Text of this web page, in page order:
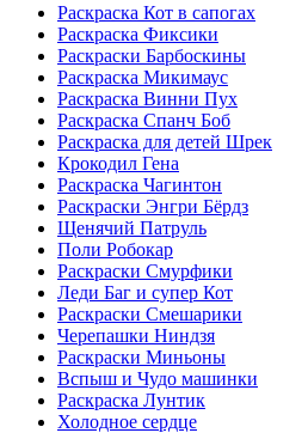
Раскраска Кот в сапогах
Раскраска Фиксики
Раскраски Барбоскины
Раскраска Микимаус
Раскраска Винни Пух
Раскраска Спанч Боб
Раскраска для детей Шрек
Крокодил Гена
Раскраска Чагинтон
Раскраски Энгри Бёрдз
Щенячий Патруль
Поли Робокар
Раскраски Смурфики
Леди Баг и супер Кот
Раскраски Смешарики
Черепашки Ниндзя
Раскраски Миньоны
Вспыш и Чудо машинки
Раскраска Лунтик
Холодное сердце